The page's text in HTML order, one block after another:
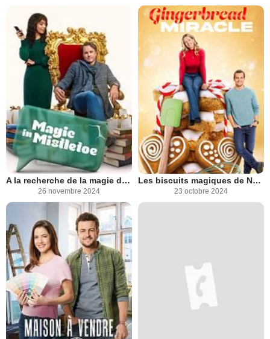
A la recherche de la magie de Noël
26 novembre 2024
Les biscuits magiques de Noël
23 octobre 2024